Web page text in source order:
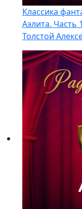
Классика
Аэлита. Часть 1
Толстой